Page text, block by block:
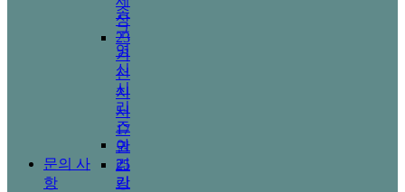
송
구
영
신
시
리
즈
아
리
랑
상
23
기
선
지
서
17
권
25
기
문의 사
항